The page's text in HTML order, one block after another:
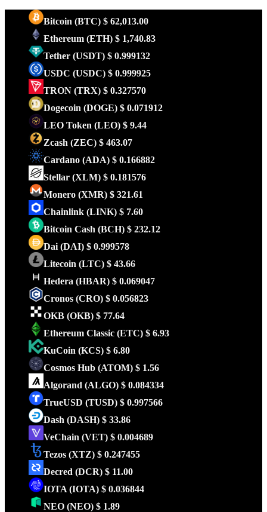
Bitcoin (BTC) $ 62,013.00
Ethereum (ETH) $ 1,740.83
Tether (USDT) $ 0.999132
USDC (USDC) $ 0.999925
TRON (TRX) $ 0.327570
Dogecoin (DOGE) $ 0.071912
LEO Token (LEO) $ 9.44
Zcash (ZEC) $ 463.07
Cardano (ADA) $ 0.166882
Stellar (XLM) $ 0.181576
Monero (XMR) $ 321.61
Chainlink (LINK) $ 7.60
Bitcoin Cash (BCH) $ 232.12
Dai (DAI) $ 0.999578
Litecoin (LTC) $ 43.66
Hedera (HBAR) $ 0.069047
Cronos (CRO) $ 0.056823
OKB (OKB) $ 77.64
Ethereum Classic (ETC) $ 6.93
KuCoin (KCS) $ 6.80
Cosmos Hub (ATOM) $ 1.56
Algorand (ALGO) $ 0.084334
TrueUSD (TUSD) $ 0.997566
Dash (DASH) $ 33.86
VeChain (VET) $ 0.004689
Tezos (XTZ) $ 0.247455
Decred (DCR) $ 11.00
IOTA (IOTA) $ 0.036844
NEO (NEO) $ 1.89